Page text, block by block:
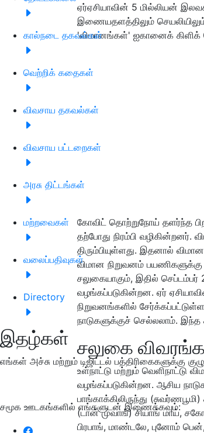
கால்நடை தகவல்கள்
வெற்றிக் கதைகள்
விவசாய தகவல்கள்
விவசாய பட்டறைகள்
அரசு திட்டங்கள்
மற்றவைகள்
வலைப்பதிவுகள்
Directory
இதழ்கள்
எங்கள் அச்சு மற்றும் டிஜிட்டல் பத்திரிகைகளுக்கு
சமூக ஊடகங்களில் எங்களுடன் இணைக்கவும்:
ஏர்ஏசியாவின் 5 மில்லியன்
இணையதளத்திலும்
'விமானங்கள்' ஐகானைக்
கோவிட் தொற்றுநோய் தளர்ந்த
தற்போது நிரம்பி வழிகின்றனர்.
திரும்பியுள்ளது. இதனால்
விமான நிறுவனம்
சலுகையாகும், இதில்
வழங்கப்படுகின்றன. ஏர்
நிறுவனங்களில்
நாடுகளுக்குச் செல்லலாம்.
சலுகை
உள்நாட்டு மற்றும் வெளிநாட்டு
வழங்கப்படுகின்றன. ஆசிய
பாங்காக்கிலிருந்து
(டான் முவாங்) சியாங் மாய்,
பிரபாங், மாண்டலே, புனோம்